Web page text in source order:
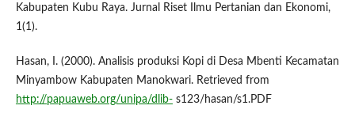
Kabupaten Kubu Raya. Jurnal Riset Ilmu Pertanian dan Ekonomi,
1(1).
Hasan, I. (2000). Analisis produksi Kopi di Desa Mbenti Kecamatan
Minyambow Kabupaten Manokwari. Retrieved from
http://papuaweb.org/unipa/dlib-s123/hasan/s1.PDF